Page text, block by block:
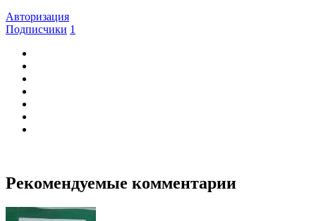
Авторизация
Подписчики 1
Рекомендуемые комментарии